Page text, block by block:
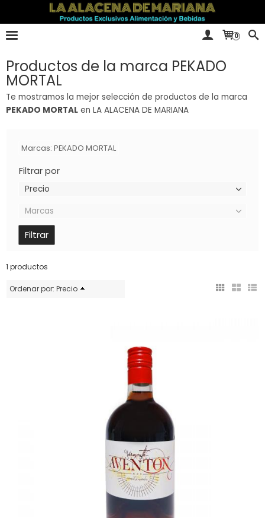
0
Productos de la marca PEKADO
MORTAL
Te mostramos la mejor selección de productos de la marca
PEKADO MORTAL en LA ALACENA DE MARIANA
Marcas: PEKADO MORTAL
Filtrar por
Precio
Marcas
1 productos
Ordenar por: Precio